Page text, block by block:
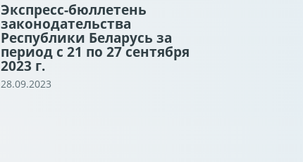
Экспресс-бюллетень
законодательства
Республики Беларусь за
период с 21 по 27 сентября
2023 г.
28.09.2023